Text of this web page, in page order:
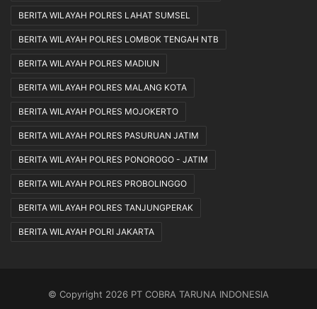
BERITA WILAYAH POLRES LAHAT SUMSEL
BERITA WILAYAH POLRES LOMBOK TENGAH NTB
BERITA WILAYAH POLRES MADIUN
BERITA WILAYAH POLRES MALANG KOTA
BERITA WILAYAH POLRES MOJOKERTO
BERITA WILAYAH POLRES PASURUAN JATIM
BERITA WILAYAH POLRES PONOROGO - JATIM
BERITA WILAYAH POLRES PROBOLINGGO
BERITA WILAYAH POLRES TANJUNGPERAK
BERITA WILAYAH POLRI JAKARTA
© Copyright 2026 PT COBRA TARUNA INDONESIA